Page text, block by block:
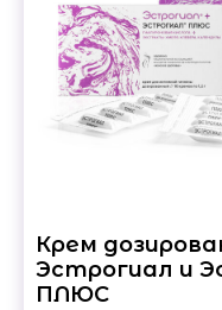
Крем
Эстрогиал и
ПЛЮС